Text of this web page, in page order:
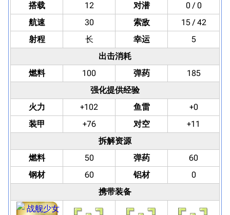
搭载
12 对潜
0 / 0
航速
30 索敌
15 / 42
射程
长 幸运
5
出击消耗
燃料
100 弹药
185
强化提供经验
火力
+102 鱼雷
+0
装甲
+76 对空
+11
拆解资源
燃料
50 弹药
60
钢材
60 铝材
0
携带装备